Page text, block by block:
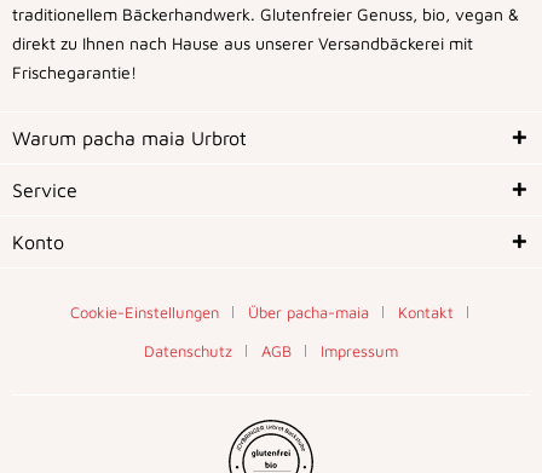
traditionellem Bäckerhandwerk. Glutenfreier Genuss, bio, vegan &
direkt zu Ihnen nach Hause aus unserer Versandbäckerei mit
Frischegarantie!
Warum pacha maia Urbrot
Service
Konto
Cookie-Einstellungen Über pacha-maia
Kontakt
Datenschutz
AGB Impressum